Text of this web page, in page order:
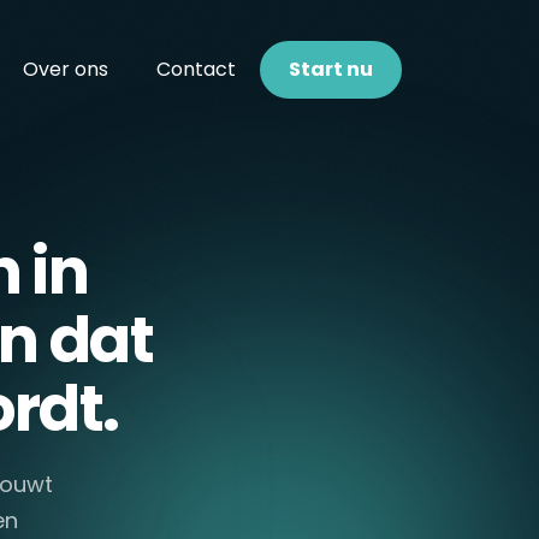
Over ons Contact Start nu
in
dat